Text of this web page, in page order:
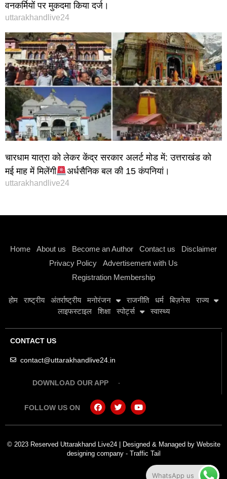
वनकर्मियों पर मुकदमा किया दर्ज।
uttarakhandlive24
चारधाम यात्रा को लेकर केंद्र सरकार अलर्ट मोड में: उत्तराखंड को
मई माह में मिलेंगी
अर्धसैनिक बल की 15 कंपनियां।
uttarakhandlive24
Home About us Become an Author Contact us
Disclaimer
Privacy Policy
Advertisement with Us
Registration Membership
होम राष्ट्रीय अंतर्राष्ट्रीय मनोरंजन राजनीति धर्म बिज़नेस
राज्य
लाइफस्टाइल
शिक्षा स्पोर्ट्स स्वास्थ्य
CONTACT US
contact@uttarakhandlive24.in
DOWNLOAD OUR APP
FOLLOW US ON
© 2023 Reserved Uttarakhand Live24 | Designed & Managed by Website
designing company- Traffic Tail
WhatsApp us